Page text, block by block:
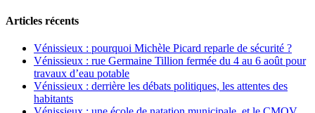
Articles récents
Vénissieux : pourquoi Michèle Picard reparle de sécurité ?
Vénissieux : rue Germaine Tillion fermée du 4 au 6 août pour
travaux d’eau potable
Vénissieux : derrière les débats politiques, les attentes des
habitants